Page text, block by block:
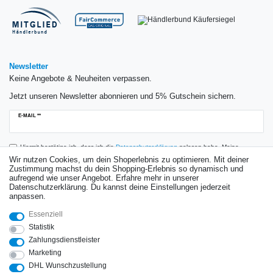
Newsletter
Keine Angebote & Neuheiten verpassen.
Jetzt unseren Newsletter abonnieren und 5% Gutschein sichern.
E-MAIL **
Newsletter
Hiermit bestätige ich, dass ich dieDaten­schutz­erklärunggelesen habe. Meine
Einwilligung kann ich jederzeit widerrufen.**
Abonnieren
Bewertungen
Impressum Daten­schutz­erklärung
Wir nutzen Cookies, um dein Shoperlebnis zu optimieren. Mit deiner
Zustimmung machst du dein Shopping-Erlebnis so dynamisch und
aufregend wie unser Angebot. Erfahre mehr in unserer
Datenschutzerklärung. Du kannst deine Einstellungen jederzeit
anpassen.
Essenziell
Statistik
Zahlungsdienstleister
Marketing
DHL Wunschzustellung